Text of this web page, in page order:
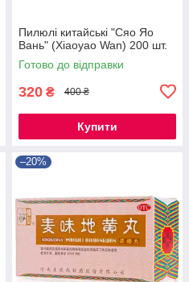
Пилюлі китайські "Сяо Яо
Вань" (Xiaoyao Wan) 200 шт.
Готово до відправки
320 ₴ 400 ₴
Купити
–20%